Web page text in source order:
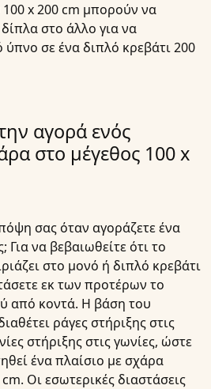
100 x 200 cm μπορούν να
στο άλλο για να
ύπνο σε ένα διπλό κρεβάτι 200
αγορά ενός
στο μέγεθος 100 x
σας όταν αγοράζετε ένα
Για να βεβαιωθείτε ότι το
στο μονό ή διπλό κρεβάτι
εκ των προτέρων το
από κοντά. Η βάση του
ράγες στήριξης στις
στήριξης στις γωνίες, ώστε
ένα πλαίσιο με σχάρα
Οι εσωτερικές διαστάσεις